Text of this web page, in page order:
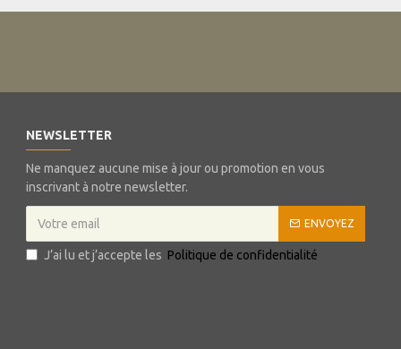
NEWSLETTER
Ne manquez aucune mise à jour ou promotion en vous
inscrivant à notre newsletter.
ENVOYEZ
J’ai lu et j’accepte les Politique de confidentialité